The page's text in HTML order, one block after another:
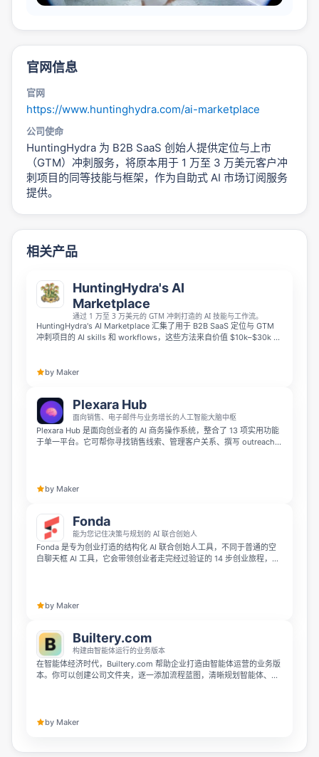
官网信息
官网
https://www.huntinghydra.com/ai-marketplace
公司使命
HuntingHydra 为 B2B SaaS 创始人提供定位与上市
（GTM）冲刺服务，将原本用于 1 万至 3 万美元客户冲
刺项目的同等技能与框架，作为自助式 AI 市场订阅服务
提供。
相关产品
HuntingHydra's AI
Marketplace
通过 1 万至 3 万美元的 GTM 冲刺打造的 AI 技能与工作流。
HuntingHydra's AI Marketplace 汇集了用于 B2B SaaS 定位与 GTM
冲刺项目的 AI skills 和 workflows，这些方法来自价值 $10k–$30k 的
具。by Maker
Plexara Hub
面向销售、电子邮件与业务增长的人工智能大脑中枢
Plexara Hub 是面向创业者的 AI 商务操作系统，整合了 13 项实用功能
于单一平台。它可帮你寻找销售线索、管理客户关系、撰写 outreach
by Maker
Fonda
能为您记住决策与规划的 AI 联合创始人
Fonda 是专为创业打造的结构化 AI 联合创始人工具，不同于普通的空
白聊天框 AI 工具，它会带领创业者走完经过验证的 14 步创业旅程，覆
可以免费开始使用。
by Maker
Builtery.com
构建由智能体运行的业务版本
在智能体经济时代，Builtery.com 帮助企业打造由智能体运营的业务版
本。你可以创建公司文件夹，逐一添加流程蓝图，清晰规划智能体、人
by Maker